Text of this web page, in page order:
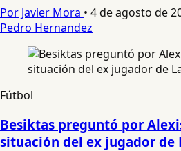
Por Javier Mora • 4 de agosto de
Pedro Hernandez
Fútbol
Besiktas preguntó por
situación del ex jugador de